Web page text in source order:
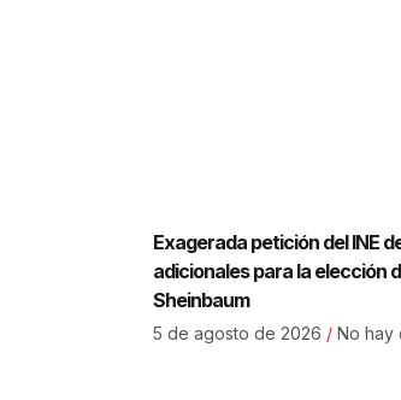
Exagerada petición del INE
adicionales para la elección
Sheinbaum
5 de agosto de 2026 No hay